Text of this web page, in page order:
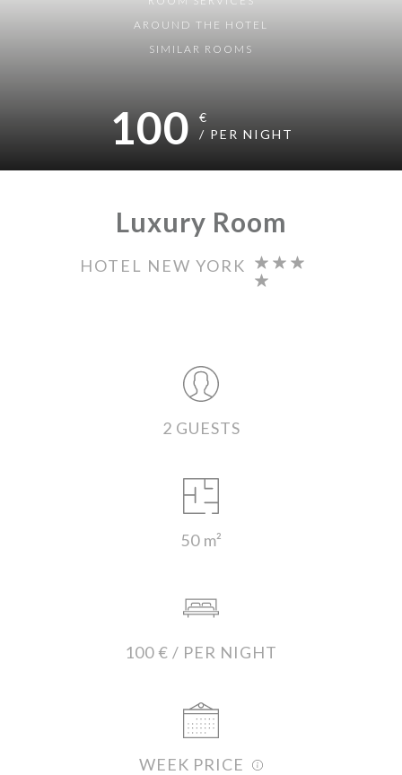
AROUND THE HOTEL
SIMILAR ROOMS
100
€
/ PER NIGHT
Luxury Room
HOTEL NEW YORK
2 GUESTS
50 m²
100 € / PER NIGHT
WEEK PRICE